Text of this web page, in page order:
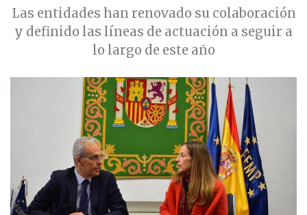
Las entidades han renovado su colaboración
y definido las líneas de actuación a seguir a
lo largo de este año